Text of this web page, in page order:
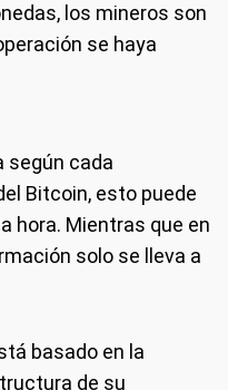
los mineros son
se haya
según cada
Bitcoin, esto puede
hora. Mientras que en
solo se lleva a
basado en la
de su